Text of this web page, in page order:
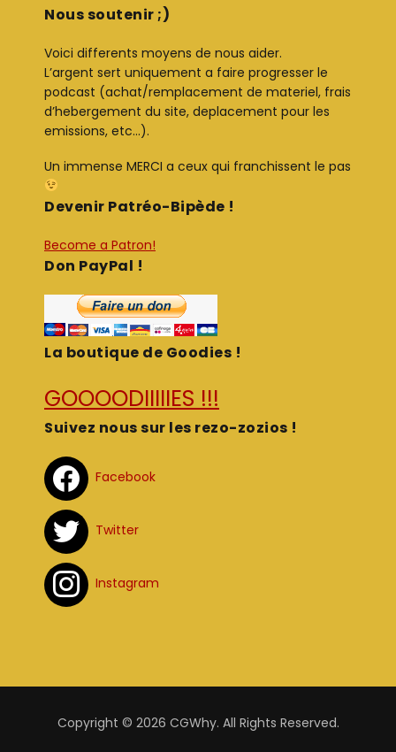
Nous soutenir ;)
Voici differents moyens de nous aider.
L’argent sert uniquement a faire progresser le
podcast (achat/remplacement de materiel, frais
d’hebergement du site, deplacement pour les
emissions, etc…).
Un immense MERCI a ceux qui franchissent le pas
Devenir Patréo-Bipède !
Become a Patron!
Don PayPal !
La boutique de Goodies !
GOOOODIIIIIES !!!
Suivez nous sur les rezo-zozios !
Facebook
Twitter
Instagram
Copyright © 2026 CGWhy. All Rights Reserved.